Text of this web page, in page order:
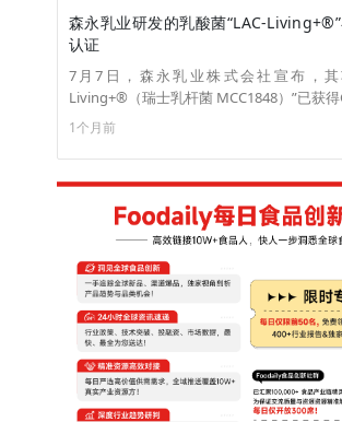
森永乳业研发的乳酸菌“LAC-
认证
7月7日，森永乳业株式会社宣布，其
Living+®（瑞士乳杆菌 MCC1848）”已获得
自我认证。GRAS（公认安全）是美国食品
体系。获得此认证将使 LAC-Living+® 能
场，包括膳食补充剂、功能性食品和饮料
来，森永乳业已获得多种细菌和功能性成
中包括双歧杆菌。（来源：Pr times）
1个月前